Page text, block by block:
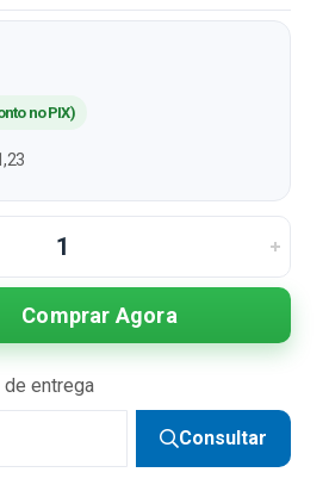
no PIX)
Comprar Agora
entrega
Consultar